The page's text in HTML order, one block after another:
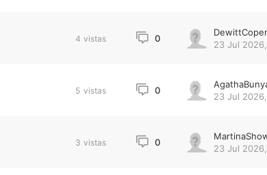
4 vistas 0
23 Jul
5 vistas 0
23 Jul
3 vistas 0
23 Jul